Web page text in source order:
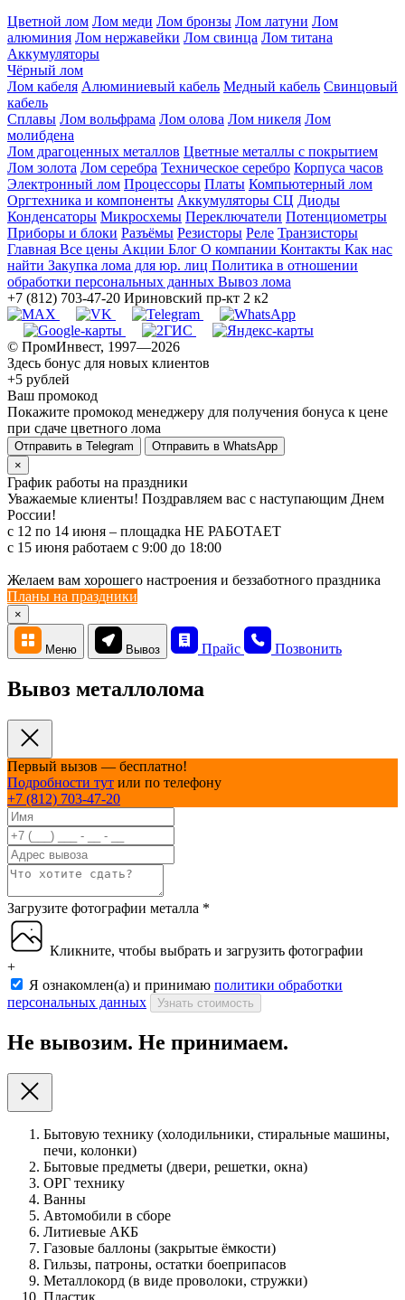
Цветной лом Лом меди Лом бронзы Лом латуни Лом
алюминия Лом нержавейки Лом свинца Лом титана
Аккумуляторы
Чёрный лом
Лом кабеля Алюминиевый кабель Медный кабель Свинцовый
кабель
Сплавы Лом вольфрама Лом олова Лом никеля Лом
молибдена
Лом драгоценных металлов Цветные металлы с покрытием
Лом золота Лом серебра Техническое серебро Корпуса часов
Электронный лом Процессоры Платы Компьютерный лом
Оргтехника и компоненты Аккумуляторы СЦ Диоды
Конденсаторы Микросхемы Переключатели Потенциометры
Приборы и блоки Разъёмы Резисторы Реле Транзисторы
Главная Все цены Акции Блог О компании Контакты Как нас
найти Закупка лома для юр. лиц Политика в отношении
обработки персональных данных Вывоз лома
+7 (812) 703-47-20 Ириновский пр-кт 2 к2
© ПромИнвест, 1997—2026
Здесь бонус для новых клиентов
+5 рублей
Ваш промокод
Покажите промокод менеджеру для получения бонуса к цене
при сдаче цветного лома
Отправить в Telegram
Отправить в WhatsApp
×
График работы на праздники
Уважаемые клиенты! Поздравляем вас с наступающим Днем
России!
с 12 по 14 июня – площадка НЕ РАБОТАЕТ
c 15 июня работаем с 9:00 до 18:00
Желаем вам хорошего настроения и беззаботного праздника
Планы на праздники
×
Меню Вывоз Прайс Позвонить
Вывоз металлолома
Первый вызов — бесплатно!
Подробности тут или по телефону
+7 (812) 703-47-20
Загрузите фотографии металла *
Кликните, чтобы выбрать и загрузить фотографии
+
Я ознакомлен(а) и принимаю политики обработки
персональных данных
Узнать стоимость
Не вывозим. Не принимаем.
Бытовую технику (холодильники, стиральные машины,
печи, колонки)
Бытовые предметы (двери, решетки, окна)
ОРГ технику
Ванны
Автомобили в сборе
Литиевые АКБ
Газовые баллоны (закрытые ёмкости)
Гильзы, патроны, остатки боеприпасов
Металлокорд (в виде проволоки, стружки)
Пластик